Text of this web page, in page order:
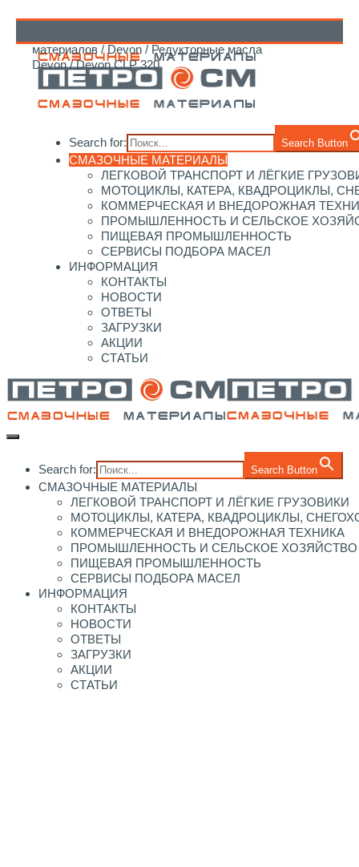
Search for: Search Button
СМАЗОЧНЫЕ МАТЕРИАЛЫ
ЛЕГКОВОЙ ТРАНСПОРТ И ЛЁГКИЕ
МОТОЦИКЛЫ, КАТЕРА, КВАДРОЦИКЛЫ,
КОММЕРЧЕСКАЯ И ВНЕДОРОЖНАЯ
ПРОМЫШЛЕННОСТЬ И СЕЛЬСКОЕ
ПИЩЕВАЯ ПРОМЫШЛЕННОСТЬ
СЕРВИСЫ ПОДБОРА МАСЕЛ
ИНФОРМАЦИЯ
КОНТАКТЫ
НОВОСТИ
ОТВЕТЫ
ЗАГРУЗКИ
АКЦИИ
СТАТЬИ
Search for: Search Button
СМАЗОЧНЫЕ МАТЕРИАЛЫ
ЛЕГКОВОЙ ТРАНСПОРТ И ЛЁГКИЕ ГРУЗОВИКИ
МОТОЦИКЛЫ, КАТЕРА, КВАДРОЦИКЛЫ,
КОММЕРЧЕСКАЯ И ВНЕДОРОЖНАЯ ТЕХНИКА
ПРОМЫШЛЕННОСТЬ И СЕЛЬСКОЕ ХОЗЯЙСТВО
ПИЩЕВАЯ ПРОМЫШЛЕННОСТЬ
СЕРВИСЫ ПОДБОРА МАСЕЛ
ИНФОРМАЦИЯ
КОНТАКТЫ
НОВОСТИ
ОТВЕТЫ
ЗАГРУЗКИ
АКЦИИ
СТАТЬИ
материалов/Devon/ Редукторные масла
Devon/ Devon CLP 320